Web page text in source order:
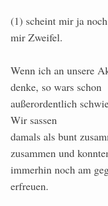
(1) scheint mir ja
mir Zweifel.
Wenn ich an unsere
denke, so wars schon
außerordentlich
Wir sassen
damals als bunt
zusammen und
immerhin noch am
erfreuen.